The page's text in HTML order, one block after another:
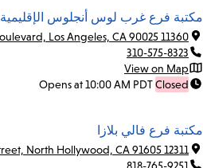
مكتبة فرع غرب لوس أنجلوس الإقليمية
11360 Santa Monica Boulevard, Los Angeles, CA 90025
310-575-8323
View on Map
Closed
Opens at 10:00 AM PDT
مكتبة فرع فالي بلازا
12311 Vanowen Street, North Hollywood, CA 91605